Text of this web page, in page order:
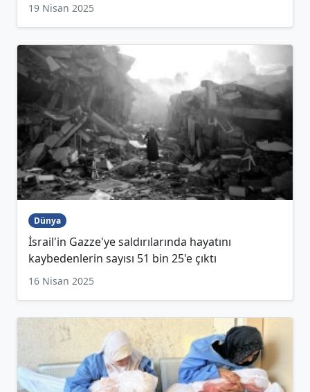
19 Nisan 2025
Dünya
İsrail'in Gazze'ye saldırılarında hayatını
kaybedenlerin sayısı 51 bin 25'e çıktı
16 Nisan 2025